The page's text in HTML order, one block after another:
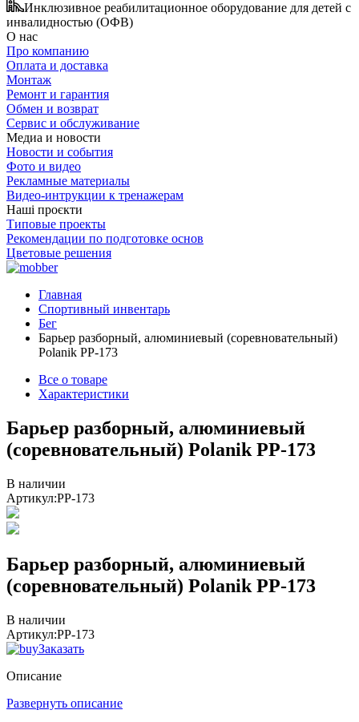
Инклюзивное реабилитационное оборудование для детей с
инвалидностью (ОФВ)
О нас
Про компанию
Оплата и доставка
Монтаж
Ремонт и гарантия
Обмен и возврат
Сервис и обслуживание
Медиа и новости
Новости и события
Фото и видео
Рекламные материалы
Видео-интрукции к тренажерам
Наші проєкти
Типовые проекты
Рекомендации по подготовке основ
Цветовые решения
Главная
Спортивный инвентарь
Бег
Барьер разборный, алюминиевый (соревновательный)
Polanik PP-173
Все о товаре
Характеристики
Барьер разборный, алюминиевый
(соревновательный) Polanik PP-173
В наличии
Артикул:PP-173
Барьер разборный, алюминиевый
(соревновательный) Polanik PP-173
В наличии
Артикул:PP-173
Заказать
Описание
Развернуть описание